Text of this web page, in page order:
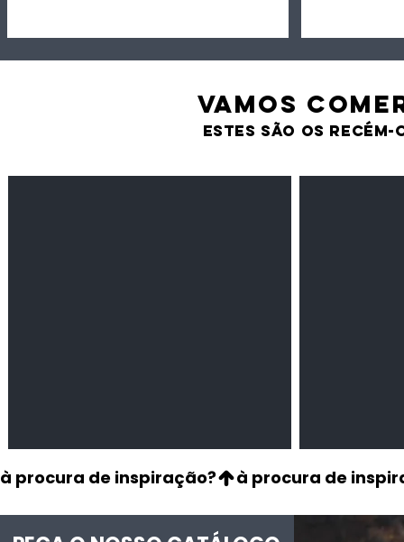
VAMOS
estes são os recém-
à procura de inspiração?